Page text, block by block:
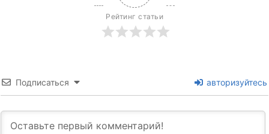
Рейтинг статьи
Подписаться авторизуйтесь